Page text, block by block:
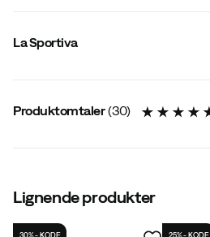
Vanntett:Nei
Yttersåle:Gummi
La Sportiva
Produktomtaler (30)
4.7
Lignende produkter
30% - KODE 25% - KODE